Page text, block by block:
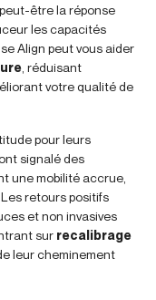
être la réponse
les capacités
Align peut vous aider
, réduisant
votre qualité de
pour leurs
signalé des
une mobilité accrue,
retours positifs
et non invasives
sur recalibrage
leur cheminement